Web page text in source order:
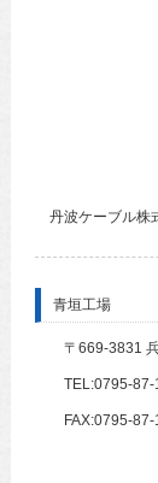
丹波ケーブル株
青垣工場
〒669-3831
TEL:0795-87-
FAX:0795-